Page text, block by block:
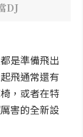
DJ
是準備飛出
飛通常還有
，或者在特
害的全新設